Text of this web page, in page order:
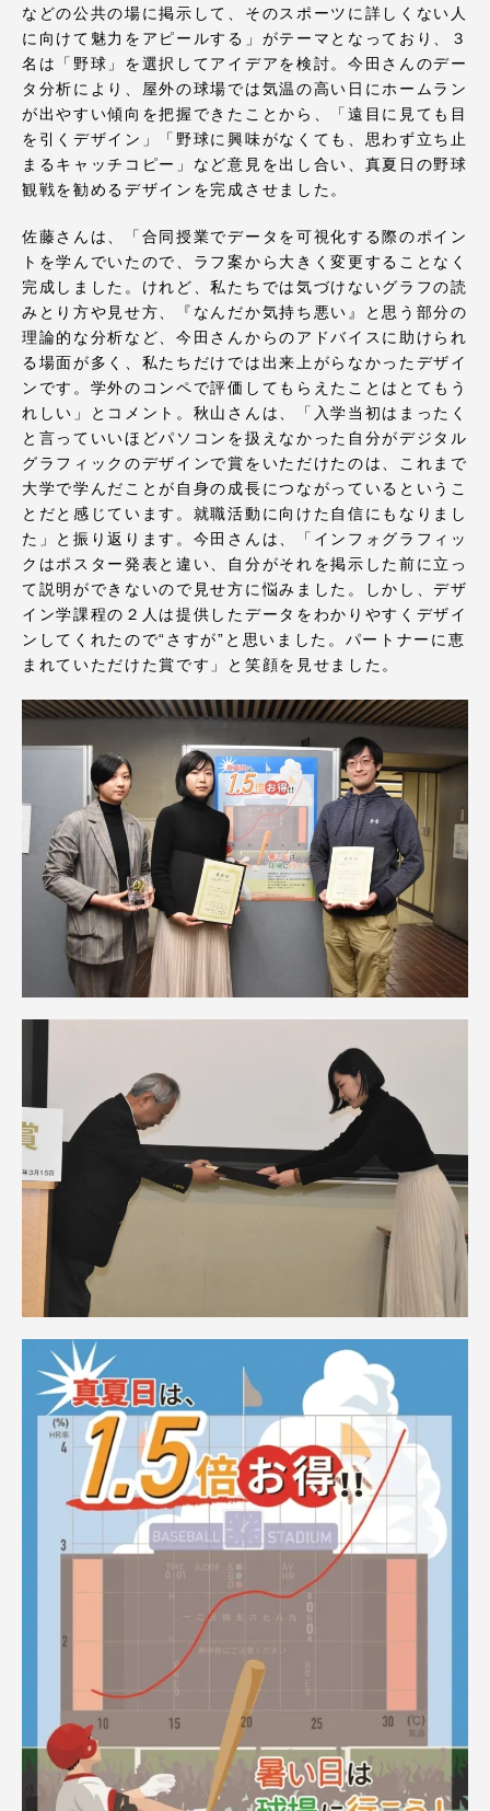
などの公共の場に掲示して、そのスポーツに詳しくない人
に向けて魅力をアピールする」がテーマとなっており、３
名は「野球」を選択してアイデアを検討。今田さんのデー
タ分析により、屋外の球場では気温の高い日にホームラン
が出やすい傾向を把握できたことから、「遠目に見ても目
を引くデザイン」「野球に興味がなくても、思わず立ち止
まるキャッチコピー」など意見を出し合い、真夏日の野球
観戦を勧めるデザインを完成させました。
佐藤さんは、「合同授業でデータを可視化する際のポイン
トを学んでいたので、ラフ案から大きく変更することなく
完成しました。けれど、私たちでは気づけないグラフの読
みとり方や見せ方、『なんだか気持ち悪い』と思う部分の
理論的な分析など、今田さんからのアドバイスに助けられ
る場面が多く、私たちだけでは出来上がらなかったデザイ
ンです。学外のコンペで評価してもらえたことはとてもう
れしい」とコメント。秋山さんは、「入学当初はまったく
と言っていいほどパソコンを扱えなかった自分がデジタル
グラフィックのデザインで賞をいただけたのは、これまで
大学で学んだことが自身の成長につながっているというこ
とだと感じています。就職活動に向けた自信にもなりまし
た」と振り返ります。今田さんは、「インフォグラフィッ
クはポスター発表と違い、自分がそれを掲示した前に立っ
て説明ができないので見せ方に悩みました。しかし、デザ
イン学課程の２人は提供したデータをわかりやすくデザイ
ンしてくれたので“さすが”と思いました。パートナーに恵
まれていただけた賞です」と笑顔を見せました。
熊本キャンパス
阿蘇くまもと
臨空キャンパス
札幌キャンパス
TOKAIスポーツ
ニュースリリース
卒業にあたってのアンケート
教育研究上の目的及び養成する人材像と３つの
ポリシー
資料請求
在学生・保護者向けポータル（TIPS） 本学教職員向け情報